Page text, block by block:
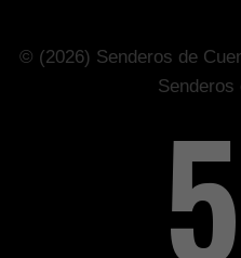
© (2026) Senderos de
Senderos